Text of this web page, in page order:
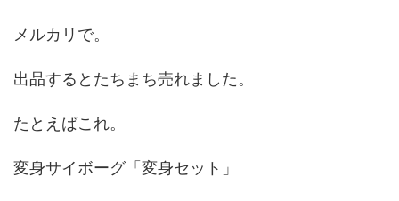
メルカリで。
出品するとたちまち売れました。
たとえばこれ。
変身サイボーグ「変身セット」